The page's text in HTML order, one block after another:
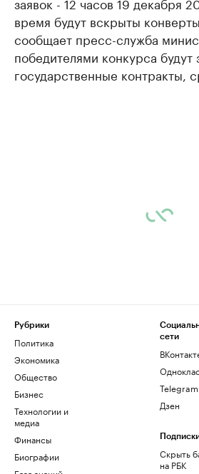
время будут вскрыты
сообщает пресс-служба
победителями конкурса будут
государственные контракты,
Рубрики
Политика
Экономика
Общество
Бизнес
Технологии и
медиа
Финансы
Биографии
сети
Telegram
Дзен
Скрыть
на РБК